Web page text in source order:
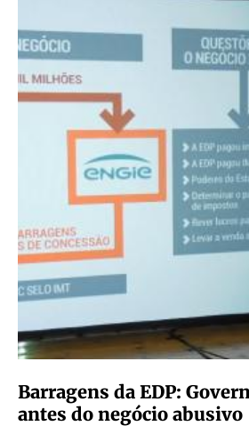
Barragens da EDP:
antes do negócio abusivo